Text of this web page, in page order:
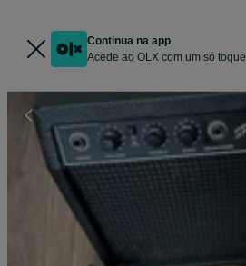
Continua na app
Acede ao OLX com um só toque